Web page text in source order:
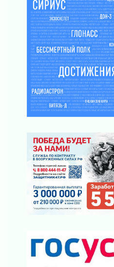
Ленобласть отметила
регионом и страной
02 августа 2026
Ладога — не пруд
02 августа 2026
ПСК через Гослуслуги
Ленинградской
счетах
02 августа 2026
Пропавшего
районе Ленобласти
Жителям Ленобласти
действовать при укусе
02 августа 2026
В Ивангороде назвали
граждан
02 августа 2026
Готовность №1
отправили на
02 августа 2026
Ленобласть внедрила